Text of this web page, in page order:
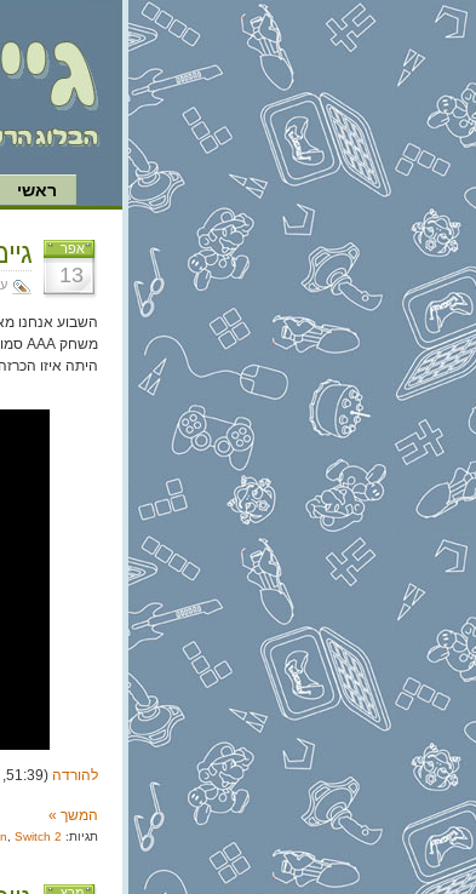
ראשי
אפר
13
השבוע אנחנו
היתה איזו הכרזה קטנה על הסוויץ' 2
להורדה (51:39, 71.0 מגה)
המשך »
תגיות: Switch 2